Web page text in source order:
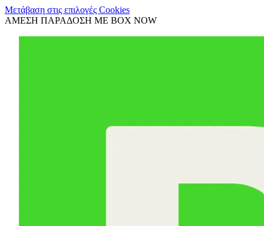
Μετάβαση στις επιλογές Cookies
ΑΜΕΣΗ ΠΑΡΑΔΟΣΗ ΜΕ BOX NOW